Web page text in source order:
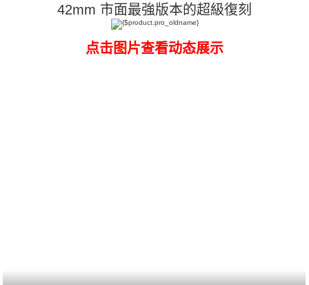
42mm 市面最強版本的超級復刻
点击图片查看动态展示